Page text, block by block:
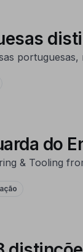
do
& Tooling